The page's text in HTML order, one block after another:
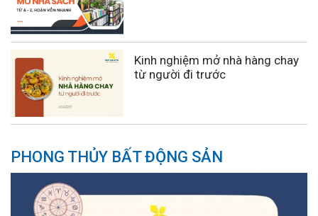
Kinh nghiệm mở nhà hàng chay
từ người đi trước
PHONG THỦY BẤT ĐỘNG SẢN